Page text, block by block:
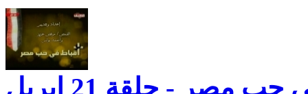
مصر - حلقة 21 ابريل